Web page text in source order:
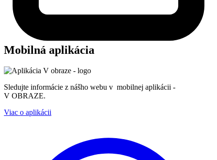
Mobilná aplikácia
Sledujte informácie z nášho webu v mobilnej aplikácii -
V OBRAZE.
Viac o aplikácii